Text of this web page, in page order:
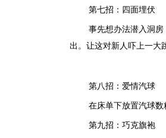
第七招：四面埋伏
事先想办法潜入洞
出。让这对新人吓上一大
第八招：爱情汽球
在床单下放置汽球数
第九招：巧克旗袍